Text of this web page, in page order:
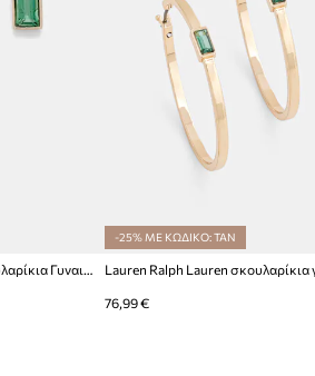
Lauren Ralph Lauren σκουλαρίκια Γυναικεία μεταλλικά ELYSE
-25% ΜΕ ΚΩΔΙΚΟ: TAN
76,99 €